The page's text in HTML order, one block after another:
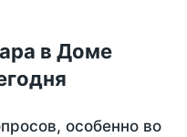
в Доме
особенно во